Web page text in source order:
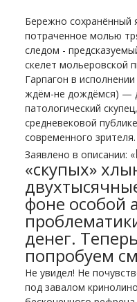
Бережно сохранённый
потраченное молью
следом -
скелет мольеровской
Гарпагон в
ждём-не дождёмся) —
патологический
средневековой
современного зрителя.
Заявлено в описании: «
«скупых»
фоне особой
денег.
попробуем
Не увидел! Не
под завалом